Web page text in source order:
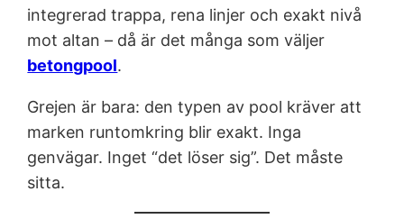
integrerad trappa, rena linjer och exakt nivå
mot altan – då är det många som väljer
betongpool.
Grejen är bara: den typen av pool kräver att
marken runtomkring blir exakt. Inga
genvägar. Inget “det löser sig”. Det måste
sitta.